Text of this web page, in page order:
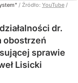
/ Źródło: YouTube /
dr.
obostrzeń
sprawie
Lisicki